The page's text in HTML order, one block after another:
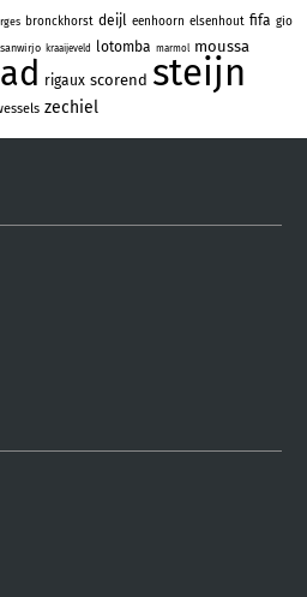
bronckhorst deijl eenhoorn elsenhout fifa gio
kraaijeveld lotomba marmol moussa
rigaux scorend steijn
zechiel